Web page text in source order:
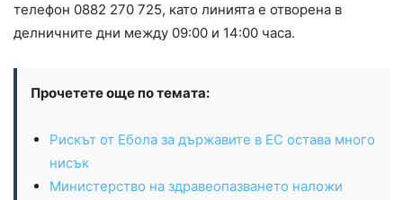
телефон 0882 270 725, като линията е отворена в
делничните дни между 09:00 и 14:00 часа.
Прочетете още по темата:
Рискът от Ебола за държавите в ЕС остава много
нисък
Министерство на здравеопазването наложи